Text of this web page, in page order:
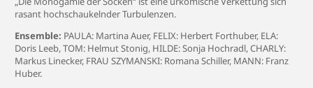
rasant hochschaukelnder Turbulenzen.
Ensemble: PAULA: Martina Auer, FELIX: Herbert Forthuber, ELA:
Doris Leeb, TOM: Helmut Stonig, HILDE: Sonja Hochradl, CHARLY:
Markus Linecker, FRAU SZYMANSKI: Romana Schiller, MANN: Franz
Huber.